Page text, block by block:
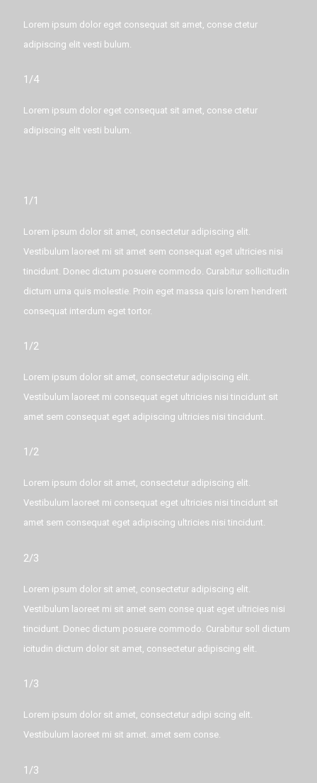
Lorem ipsum dolor eget consequat sit amet, conse ctetur
adipiscing elit vesti bulum.
1/4
Lorem ipsum dolor eget consequat sit amet, conse ctetur
adipiscing elit vesti bulum.
1/1
Lorem ipsum dolor sit amet, consectetur adipiscing elit.
Vestibulum laoreet mi sit amet sem consequat eget ultricies nisi
tincidunt. Donec dictum posuere commodo. Curabitur sollicitudin
dictum urna quis molestie. Proin eget massa quis lorem hendrerit
consequat interdum eget tortor.
1/2
Lorem ipsum dolor sit amet, consectetur adipiscing elit.
Vestibulum laoreet mi consequat eget ultricies nisi tincidunt sit
amet sem consequat eget adipiscing ultricies nisi tincidunt.
1/2
Lorem ipsum dolor sit amet, consectetur adipiscing elit.
Vestibulum laoreet mi consequat eget ultricies nisi tincidunt sit
amet sem consequat eget adipiscing ultricies nisi tincidunt.
2/3
Lorem ipsum dolor sit amet, consectetur adipiscing elit.
Vestibulum laoreet mi sit amet sem conse quat eget ultricies nisi
tincidunt. Donec dictum posuere commodo. Curabitur soll dictum
icitudin dictum dolor sit amet, consectetur adipiscing elit.
1/3
Lorem ipsum dolor sit amet, consectetur adipi scing elit.
Vestibulum laoreet mi sit amet. amet sem conse.
1/3